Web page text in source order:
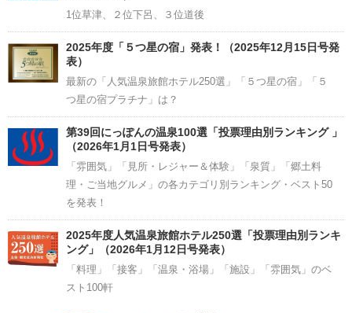
1位草津、２位下呂、３位道後
2025年度「５つ星の宿」発表！（2025年12月15日号発
表）
最新の「人気温泉旅館ホテル250選」「５つ星の宿」「５
つ星の宿プラチナ」は？
第39回にっぽんの温泉100選「投票理由別ランキング 」
（2026年1月1日号発表）
「雰囲気」「見所・レジャー＆体験」「泉質」「郷土料
理・ご当地グルメ」の各カテゴリ別ランキング・ベスト50
を発表！
2025年度人気温泉旅館ホテル250選「投票理由別ランキ
ング」（2026年1月12日号発表）
「料理」「接客」「温泉・浴場」「施設」「雰囲気」のベ
スト100軒